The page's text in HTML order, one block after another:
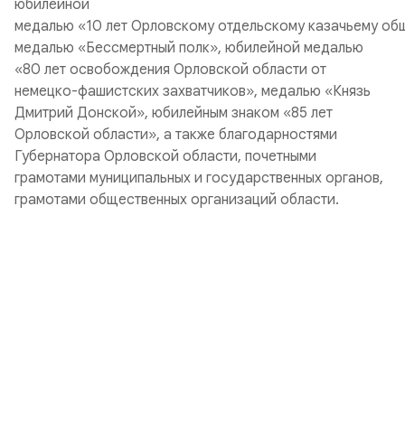
юбилейной
медалью «10 лет Орловскому отдельскому казачьему
медалью «Бессмертный полк», юбилейной медалью
«80 лет освобождения Орловской области от
немецко-фашистских захватчиков», медалью «Князь
Дмитрий Донской», юбилейным знаком «85 лет
Орловской области», а также благодарностями
Губернатора Орловской области, почетными
грамотами муниципальных и государственных органов,
грамотами общественных организаций области.